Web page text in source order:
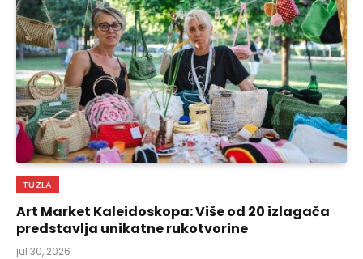
TUZLA
Art Market Kaleidoskopa: Više od 20 izlagača
predstavlja unikatne rukotvorine
jul 30, 2026